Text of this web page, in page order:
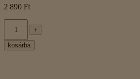
2 890 Ft
+
kosárba